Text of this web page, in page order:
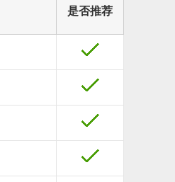
是否推荐